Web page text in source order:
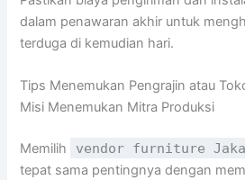
dalam penawaran akhir untuk
terduga di kemudian hari.
Tips Menemukan Pengrajin atau
Misi Menemukan Mitra Produksi
Memilih vendor furniture
tepat sama pentingnya dengan